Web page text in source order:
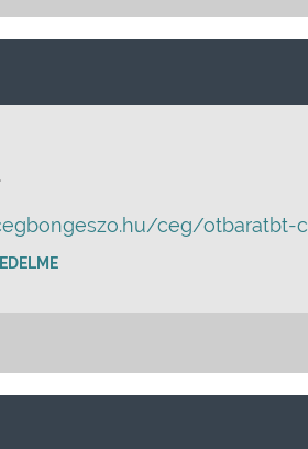
ceg/otbaratbt-c